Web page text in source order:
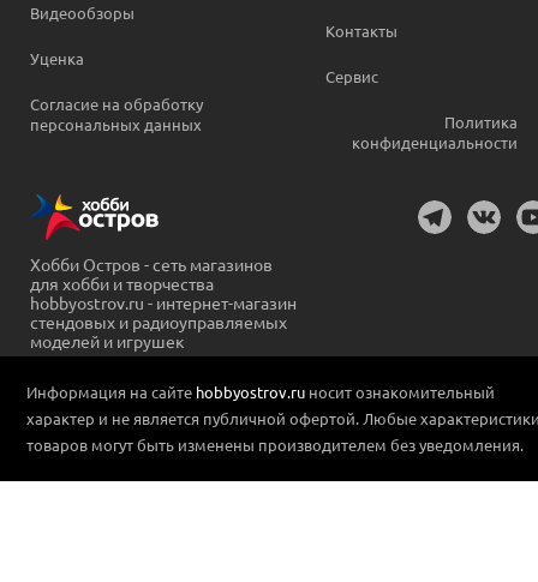
Видеообзоры
Уценка
Согласие на обработку
персональных данных
Контакты
Сервис
Политика
конфиденциальности
Хобби Остров - сеть магазинов
для хобби и творчества
hobbyostrov.ru - интернет-магазин
стендовых и радиоуправляемых
моделей и игрушек
Информация на сайте hobbyostrov.ru носит ознакомительный
характер и не является публичной офертой. Любые
товаров могут быть изменены производителем без уведомления.